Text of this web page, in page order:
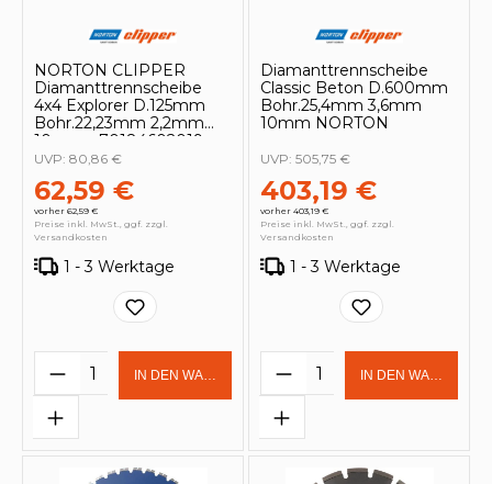
NORTON CLIPPER
Diamanttrennscheibe
4x4 Explorer D.125mm
Bohr.22,23mm 2,2mm
10mm - 70184602019
62,59 €
vorher 62,59 €
UVP: 80,86 €
Preise inkl. MwSt., ggf. zzgl.
Versandkosten
1 - 3 Werktage
Produkt Anzahl: Gib den
IN DEN WARENKORB
Diamanttrennscheibe
Classic Beton D.600mm
Bohr.25,4mm 3,6mm
10mm NORTON
403,19 €
vorher 403,19 €
UVP: 505,75 €
Preise inkl. MwSt., ggf. zzgl.
Versandkosten
1 - 3 Werktage
Produkt Anzahl:
IN DEN